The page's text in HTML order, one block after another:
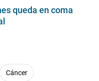
queda en coma
Cáncer